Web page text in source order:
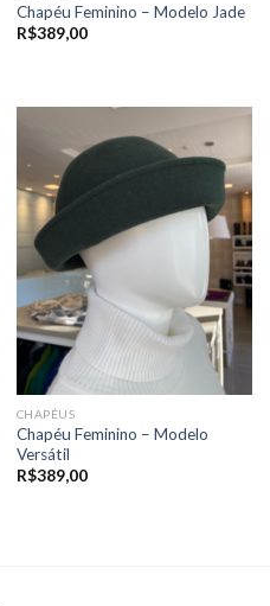
Chapéu Feminino – Modelo Jade
R$389,00
CHAPÉUS
Chapéu Feminino – Modelo
Versátil
R$389,00